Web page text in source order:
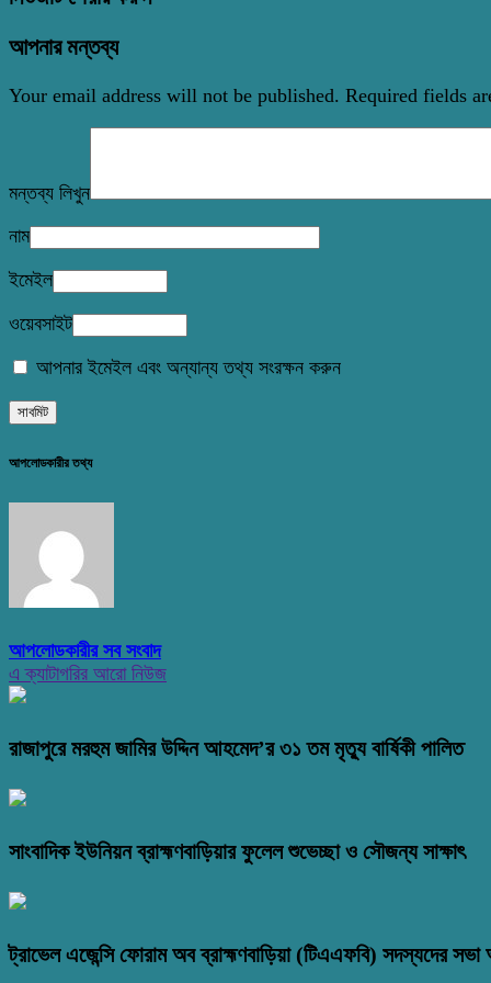
আপনার মন্তব্য
Your email address will not be published. Required fields
মন্তব্য লিখুন
নাম
ইমেইল
ওয়েবসাইট
আপনার ইমেইল এবং অন্যান্য তথ্য সংরক্ষন করুন
আপলোডকারীর তথ্য
আপলোডকারীর সব সংবাদ
এ ক্যাটাগরির আরো নিউজ
রাজাপুরে মরহুম জামির উদ্দিন আহমেদ’র ৩১ তম মৃত্যু বার্ষিকী পালিত
সাংবাদিক ইউনিয়ন ব্রাহ্মণবাড়িয়ার ফুলেল শুভেচ্ছা ও সৌজন্য সাক্ষাৎ
ট্রাভেল এজেন্সি ফোরাম অব ব্রাহ্মণবাড়িয়া (টিএএফবি) সদস্যদের সভা